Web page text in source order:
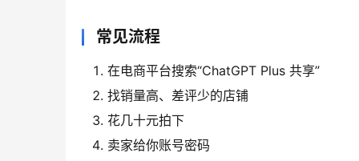
常见流程
在电商平台搜索“ChatGPT Plus 共享”
找销量高、差评少的店铺
花几十元拍下
卖家给你账号密码